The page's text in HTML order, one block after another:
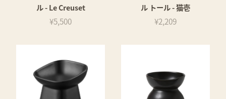
ル - Le Creuset
¥5,500
ル トール - 猫壱
¥2,209